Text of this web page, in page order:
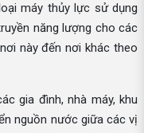
máy thủy lực sử dụng
năng lượng cho các
này đến nơi khác theo
gia đình, nhà máy, khu
nguồn nước giữa các vị